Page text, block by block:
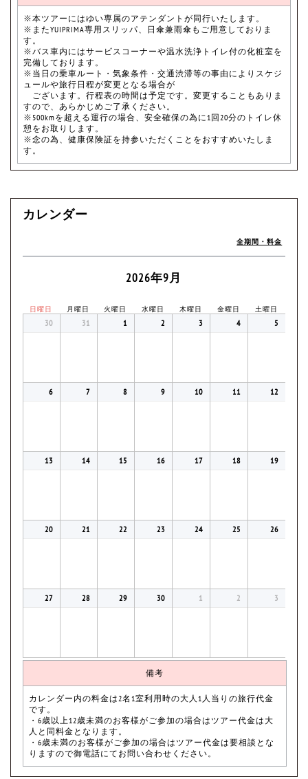
※本ツアーにはゆい専属のアテンダントが同行いたします。
※またYUIPRIMA専用スリッパ、日傘兼雨傘もご用意しておりま
す。
※バス車内にはサービスコーナーや温水洗浄トイレ付の化粧室を
完備しております。
※当日の乗車ルート・気象条件・交通渋滞等の事由によりスケジ
ュールや旅行日程が変更となる場合が
ございます。行程表の時間は予定です。変更することもありま
すので、あらかじめご了承ください。
※500kmを超える運行の場合、安全確保の為に1回20分のトイレ休
憩をお取りします。
※念の為、健康保険証を持参いただくことをおすすめいたしま
す。
カレンダー
全期間・料金
2026年9月
日曜日 月曜日 火曜日 水曜日 木曜日 金曜日 土曜日
30 31 1 2 3 4 5
6 7 8 9 10 11 12
13 14 15 16 17 18 19
20 21 22 23 24 25 26
27 28 29 30 1 2 3
備考
カレンダー内の料金は2名1室利用時の大人1人当りの旅行代金
です。
・6歳以上12歳未満のお客様がご参加の場合はツアー代金は大
人と同料金となります。
・6歳未満のお客様がご参加の場合はツアー代金は要相談とな
りますので御電話にてお問い合わせください。